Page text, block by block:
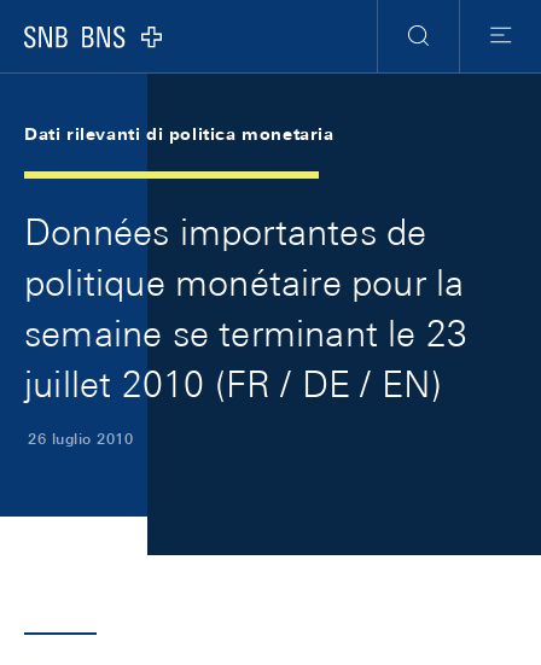
Logo
Ricerca
Menu
Dati rilevanti di politica monetaria
Données importantes de
politique monétaire pour la
semaine se terminant le 23
juillet 2010 (FR / DE / EN)
26 luglio 2010